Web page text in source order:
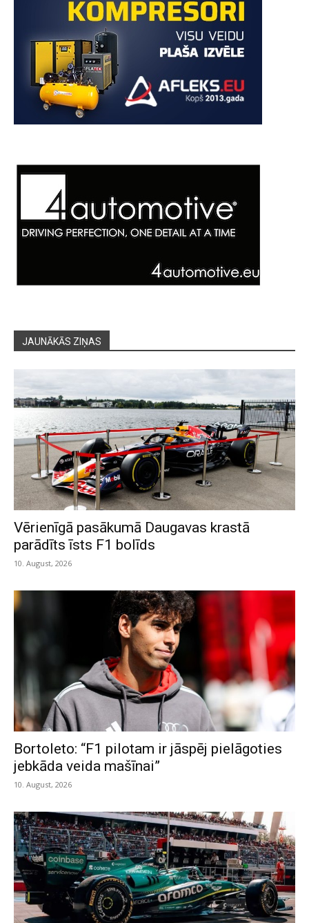
JAUNĀKĀS ZIŅAS
Vērienīgā pasākumā Daugavas krastā
parādīts īsts F1 bolīds
10. August, 2026
Bortoleto: “F1 pilotam ir jāspēj pielāgoties
jebkāda veida mašīnai”
10. August, 2026